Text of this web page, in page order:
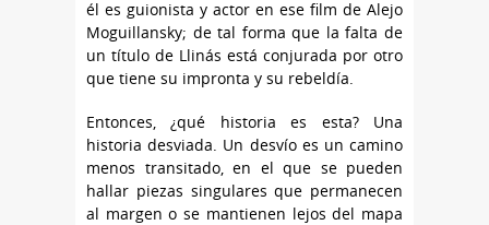
él es guionista y actor en ese film de Alejo
Moguillansky; de tal forma que la falta de
un título de Llinás está conjurada por otro
que tiene su impronta y su rebeldía.
Entonces, ¿qué historia es esta? Una
historia desviada. Un desvío es un camino
menos transitado, en el que se pueden
hallar piezas singulares que permanecen
al margen o se mantienen lejos del mapa